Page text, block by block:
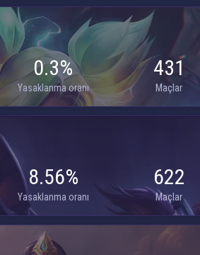
0.3%
Yasaklanma oranı
431
Maçlar
8.56%
Yasaklanma oranı
622
Maçlar